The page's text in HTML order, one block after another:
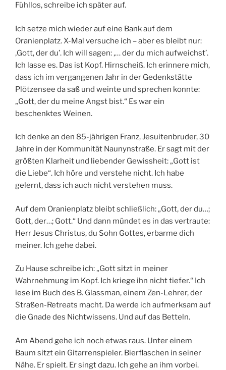
Fühllos, schreibe ich später auf.
Ich setze mich wieder auf eine Bank auf dem
Oranienplatz. X-Mal versuche ich – aber es bleibt nur:
‚Gott, der du’. Ich will sagen: ‚… der du mich aufweichst’.
Ich lasse es. Das ist Kopf. Hirnscheiß. Ich erinnere mich,
dass ich im vergangenen Jahr in der Gedenkstätte
Plötzensee da saß und weinte und sprechen konnte:
„Gott, der du meine Angst bist.“ Es war ein
beschenktes Weinen.
Ich denke an den 85-jährigen Franz, Jesuitenbruder, 30
Jahre in der Kommunität Naunynstraße. Er sagt mit der
größten Klarheit und liebender Gewissheit: „Gott ist
die Liebe“. Ich höre und verstehe nicht. Ich habe
gelernt, dass ich auch nicht verstehen muss.
Auf dem Oranienplatz bleibt schließlich: „Gott, der du…;
Gott, der…; Gott.“ Und dann mündet es in das vertraute:
Herr Jesus Christus, du Sohn Gottes, erbarme dich
meiner. Ich gehe dabei.
Zu Hause schreibe ich: „Gott sitzt in meiner
Wahrnehmung im Kopf. Ich kriege ihn nicht tiefer.“ Ich
lese im Buch des B. Glassman, einem Zen-Lehrer, der
Straßen-Retreats macht. Da werde ich aufmerksam auf
die Gnade des Nichtwissens. Und auf das Betteln.
Am Abend gehe ich noch etwas raus. Unter einem
Baum sitzt ein Gitarrenspieler. Bierflaschen in seiner
Nähe. Er spielt. Er singt dazu. Ich gehe an ihm vorbei.